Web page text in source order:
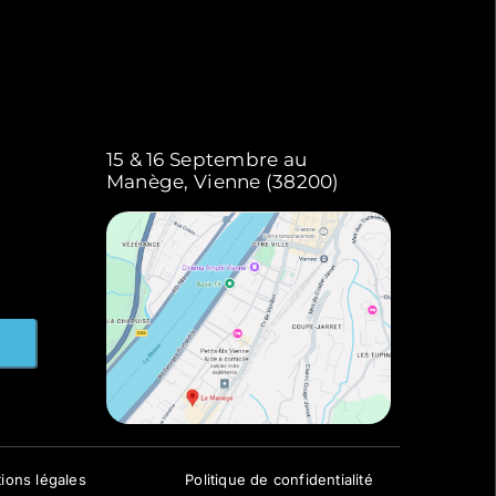
15 & 16 Septembre au
Manège, Vienne (38200)
légales Politique de confidentialité